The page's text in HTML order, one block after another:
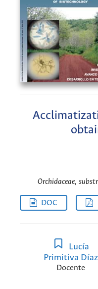
Orchidaceae,
DOC
Lucía
Primitiva Díaz
Docente